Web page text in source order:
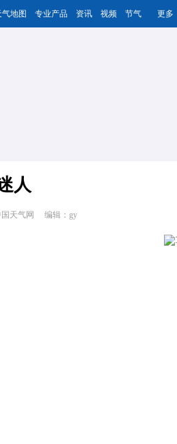
气地图 专业产品 资讯 视频 节气 更多
人
天气网 编辑：gy